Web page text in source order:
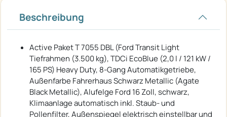
Beschreibung
Active Paket T 7055 DBL (Ford Transit Light
Tiefrahmen (3.500 kg), TDCi EcoBlue (2,0 l / 121 kW /
165 PS) Heavy Duty, 8-Gang Automatikgetriebe,
Außenfarbe Fahrerhaus Schwarz Metallic (Agate
Black Metallic), Alufelge Ford 16 Zoll, schwarz,
Klimaanlage automatisch inkl. Staub- und
Pollenfilter, Außenspiegel elektrisch einstellbar und